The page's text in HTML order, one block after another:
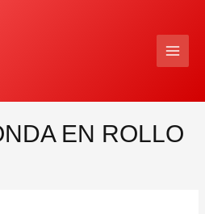
EN ROLLO